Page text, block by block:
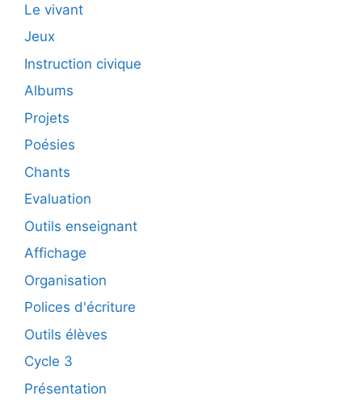
Le vivant
Jeux
Instruction civique
Albums
Projets
Poésies
Chants
Evaluation
Outils enseignant
Affichage
Organisation
Polices d'écriture
Outils élèves
Cycle 3
Présentation